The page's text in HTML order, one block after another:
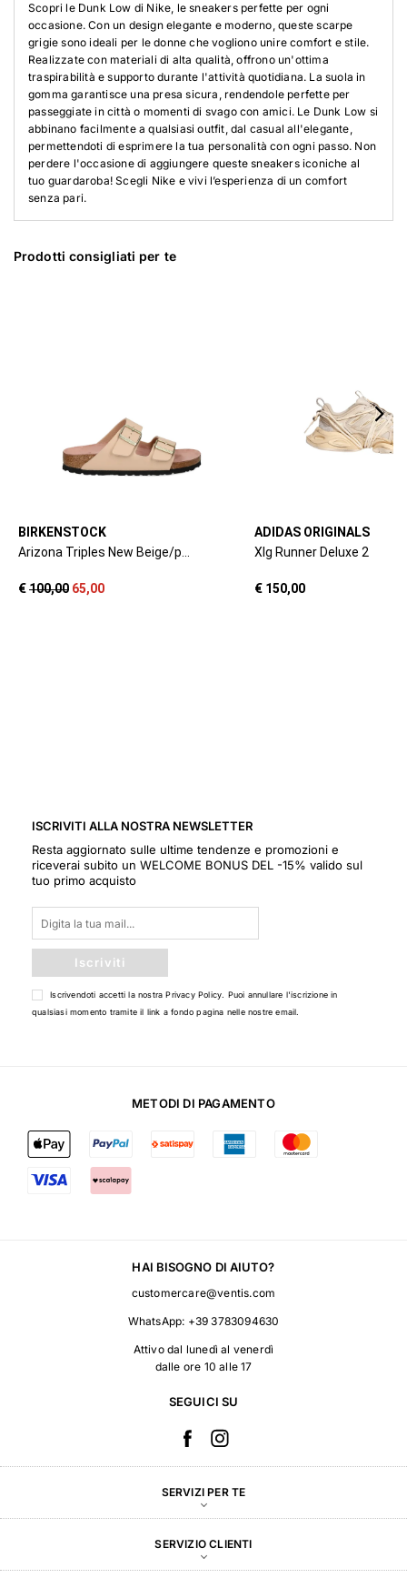
Scopri le Dunk Low di Nike, le sneakers perfette per ogni
occasione. Con un design elegante e moderno, queste scarpe
grigie sono ideali per le donne che vogliono unire comfort e stile.
Realizzate con materiali di alta qualità, offrono un'ottima
traspirabilità e supporto durante l'attività quotidiana. La suola in
gomma garantisce una presa sicura, rendendole perfette per
passeggiate in città o momenti di svago con amici. Le Dunk Low si
abbinano facilmente a qualsiasi outfit, dal casual all'elegante,
permettendoti di esprimere la tua personalità con ogni passo. Non
perdere l'occasione di aggiungere queste sneakers iconiche al
tuo guardaroba! Scegli Nike e vivi l’esperienza di un comfort
senza pari.
Prodotti consigliati per te
ISCRIVITI ALLA NOSTRA NEWSLETTER
Resta aggiornato sulle ultime tendenze e promozioni e
riceverai subito un WELCOME BONUS DEL -15% valido sul
tuo primo acquisto
Iscriviti
Iscrivendoti accetti la nostraPrivacy Policy . Puoi annullare l'iscrizione in
qualsiasi momento tramite il link a fondo pagina nelle nostre email.
METODI DI PAGAMENTO
HAI BISOGNO DI AIUTO?
customercare@ventis.com
WhatsApp: +39 3783094630
Attivo dal lunedì al venerdì
dalle ore 10 alle 17
SEGUICI SU
SERVIZI PER TE
SERVIZIO CLIENTI